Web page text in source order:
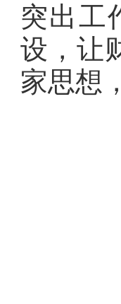
突出工
设，让
家思想